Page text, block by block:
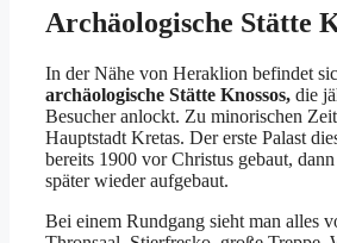
Archäologische Stätte
In der Nähe von Heraklion befindet
archäologische Stätte Knossos, die
Besucher anlockt. Zu minorischen
Hauptstadt Kretas. Der erste Palast
bereits 1900 vor Christus gebaut,
später wieder aufgebaut.
Bei einem Rundgang sieht man alles